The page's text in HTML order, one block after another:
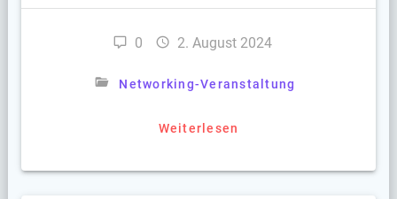
0 2. August 2024
Networking-Veranstaltung
Weiterlesen